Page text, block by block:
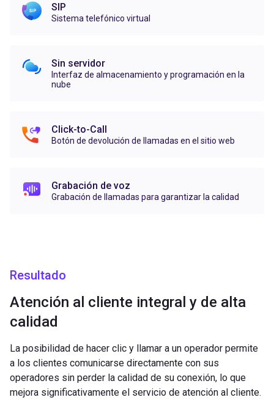
SIP
Sistema telefónico virtual
Sin servidor
Interfaz de almacenamiento y programación en la
nube
Click-to-Call
Botón de devolución de llamadas en el sitio web
Grabación de voz
Grabación de llamadas para garantizar la calidad
Resultado
Atención al cliente integral y de alta
calidad
La posibilidad de hacer clic y llamar a un operador permite
a los clientes comunicarse directamente con sus
operadores sin perder la calidad de su conexión, lo que
mejora significativamente el servicio de atención al cliente.